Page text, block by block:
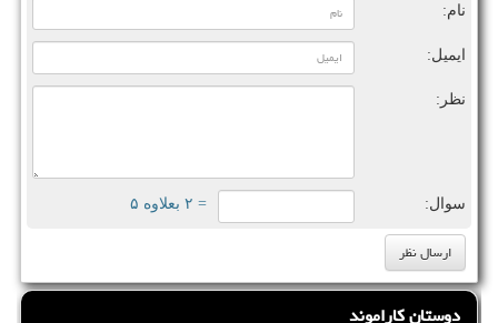
نام:
ایمیل:
نظر:
سوال: = ۲ بعلاوه ۵
دوستان کاراموند